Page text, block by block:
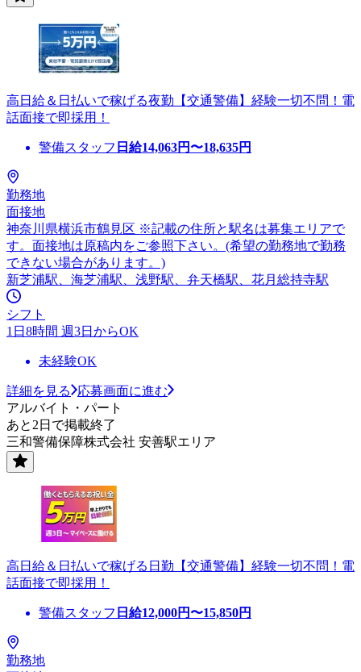
高日給＆日払いで稼げる夜勤【交通警備】経験一切不問！電
話面接で即採用！
警備スタッフ 日給14,063円〜18,635円
勤務地
面接地
神奈川県横浜市鶴見区 ※記載の住所と駅名は募集エリアで
す。面接地は原稿内をご参照下さい。(希望の勤務地で勤務
できない場合があります。)
新芝浦駅、海芝浦駅、浅野駅、弁天橋駅、花月総持寺駅
シフト
1日8時間 週3日からOK
未経験OK
詳細を見る
応募画面に進む
アルバイト・パート
あと2日で掲載終了
三和警備保障株式会社 安善駅エリア
高日給＆日払いで稼げる日勤【交通警備】経験一切不問！電
話面接で即採用！
警備スタッフ 日給12,000円〜15,850円
勤務地